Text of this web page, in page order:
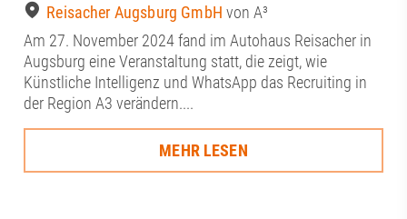
Reisacher Augsburg GmbH von A³
Am 27. November 2024 fand im Autohaus Reisacher in
Augsburg eine Veranstaltung statt, die zeigt, wie
Künstliche Intelligenz und WhatsApp das Recruiting in
der Region A3 verändern....
MEHR LESEN